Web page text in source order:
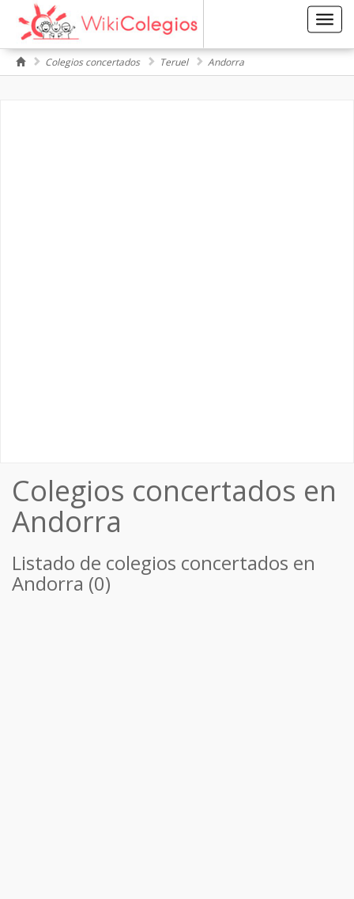
Colegios concertados Teruel Andorra
Colegios concertados en
Andorra
Listado de colegios concertados en
Andorra (0)